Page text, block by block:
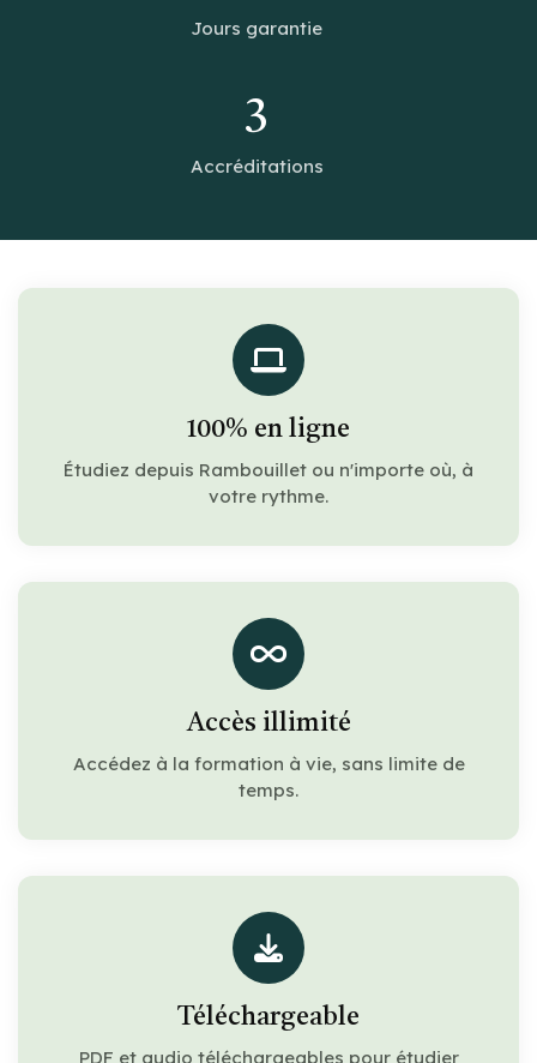
Jours garantie
3
Accréditations
100% en ligne
Étudiez depuis Rambouillet ou n'importe où, à
votre rythme.
Accès illimité
Accédez à la formation à vie, sans limite de
temps.
Téléchargeable
PDF et audio téléchargeables pour étudier